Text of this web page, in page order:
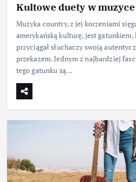
Kultowe duety w
Muzyka country, z jej korzeniami
amerykańską kulturę, jest gatunkiem,
przyciągał słuchaczy swoją
przekazem. Jednym z najbardziej
tego gatunku są…